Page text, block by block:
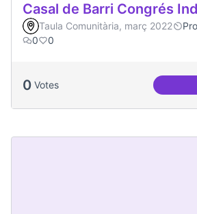
Casal de Barri Congrés
Taula Comunitària, març 2022
0
0
0 Votes